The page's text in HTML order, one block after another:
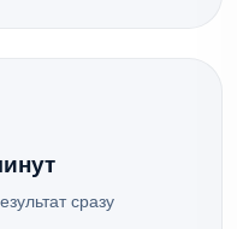
сразу